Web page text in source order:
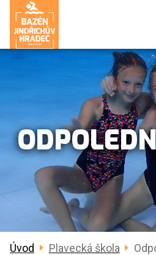
Úvod Plavecká škola